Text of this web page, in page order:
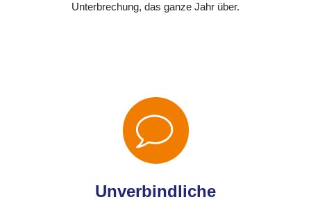
Unterbrechung, das ganze Jahr über.
Unverbindliche